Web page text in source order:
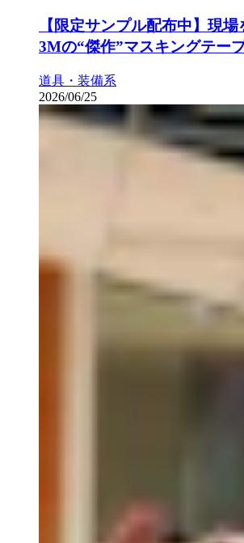
【限定サンプル配布中】現場
3Mの“傑作”マスキングテー
道具・装備系
2026/06/25